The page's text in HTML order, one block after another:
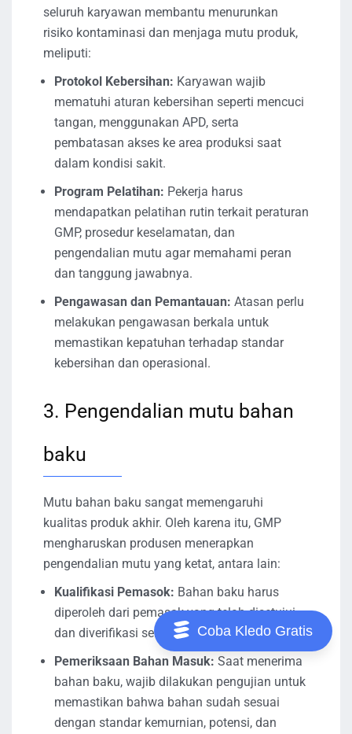
seluruh karyawan membantu menurunkan
risiko kontaminasi dan menjaga mutu produk,
meliputi:
Protokol Kebersihan: Karyawan wajib
mematuhi aturan kebersihan seperti mencuci
tangan, menggunakan APD, serta
pembatasan akses ke area produksi saat
dalam kondisi sakit.
Program Pelatihan: Pekerja harus
mendapatkan pelatihan rutin terkait peraturan
GMP, prosedur keselamatan, dan
pengendalian mutu agar memahami peran
dan tanggung jawabnya.
Pengawasan dan Pemantauan: Atasan perlu
melakukan pengawasan berkala untuk
memastikan kepatuhan terhadap standar
kebersihan dan operasional.
3. Pengendalian mutu bahan
baku
Mutu bahan baku sangat memengaruhi
kualitas produk akhir. Oleh karena itu, GMP
mengharuskan produsen menerapkan
pengendalian mutu yang ketat, antara lain:
Kualifikasi Pemasok: Bahan baku harus
diperoleh dari pemasok yang telah disetujui
dan diverifikasi serta memenuhi standar GMP.
Pemeriksaan Bahan Masuk: Saat menerima
bahan baku, wajib dilakukan pengujian untuk
memastikan bahwa bahan sudah sesuai
dengan standar kemurnian, potensi, dan
Coba Kledo Gratis